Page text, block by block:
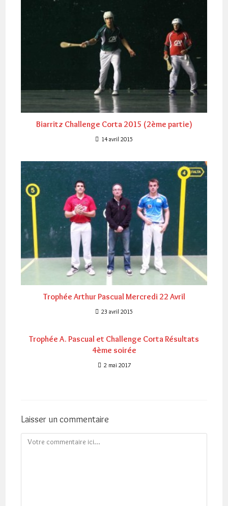
Biarritz Challenge Corta 2015 (2ème partie)
14 avril 2015
Trophée Arthur Pascual Mercredi 22 Avril
23 avril 2015
Trophée A. Pascual et Challenge Corta Résultats
4ème soirée
2 mai 2017
Laisser un commentaire
Comment